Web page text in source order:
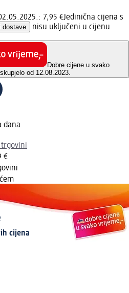
7,95 €Jedinična cijena s
dostave
nisu uključeni u cijenu
Dobre cijene u svako
od 12.08.2023.
dana
trgovini
€
cijena